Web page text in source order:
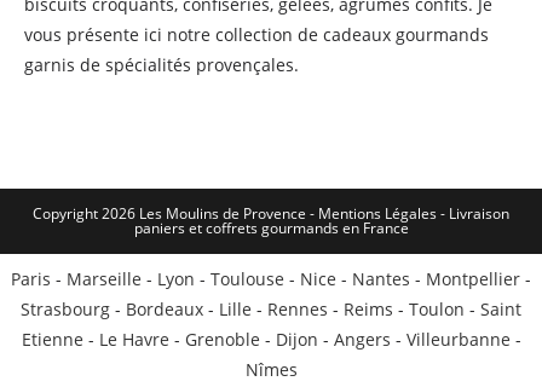
vous présente ici notre collection de cadeaux gourmands
garnis de spécialités provençales.
Copyright 2026 Les Moulins de Provence - Mentions Légales - Livraison
paniers et coffrets gourmands en France
Paris - Marseille - Lyon - Toulouse - Nice - Nantes - Montpellier -
Strasbourg - Bordeaux - Lille - Rennes - Reims - Toulon - Saint
Etienne - Le Havre - Grenoble - Dijon - Angers - Villeurbanne -
Nîmes